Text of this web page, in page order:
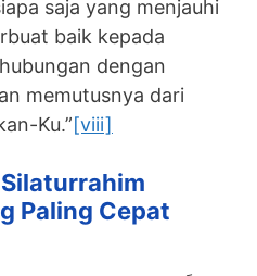
saja yang menjauhi
baik kepada
dengan
memutusnya dari
Ku.”[viii]
Paling Cepat